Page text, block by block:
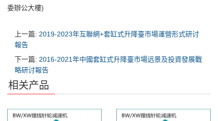
委辦公大樓)
上一篇: 2019-2023年互聯網+套缸式升降臺市場運營形式研讨
報告
下一篇: 2016-2021年中國套缸式升降臺市場远景及投資發展戰
略研讨報告
相关产品